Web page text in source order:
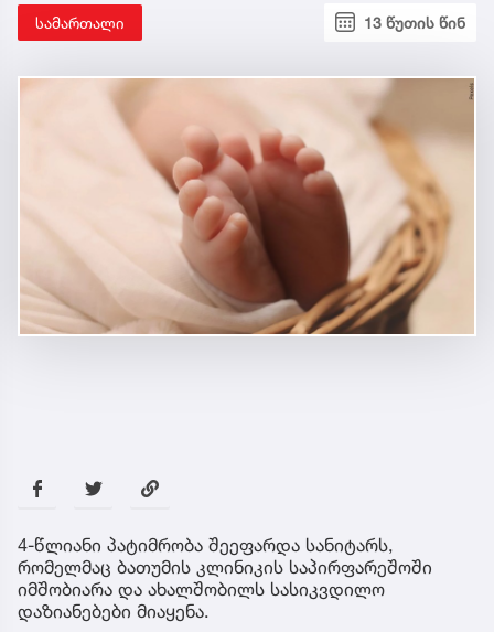
სამართალი 13 წუთის წინ
4-წლიანი პატიმრობა შეეფარდა სანიტარს,
რომელმაც ბათუმის კლინიკის საპირფარეშოში
იმშობიარა და ახალშობილს სასიკვდილო
დაზიანებები მიაყენა.